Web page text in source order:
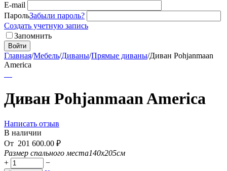
E-mail
ПарольЗабыли пароль?
Создать учетную запись
Запомнить
Войти
Главная/Мебель/Диваны/Прямые диваны/Диван Pohjanmaan
America
Диван Pohjanmaan America
Написать отзыв
В наличии
От 201 600.00 ₽
Размер спального места140x205см
+
−